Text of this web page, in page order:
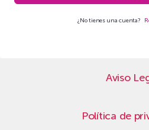
¿No tienes una cuenta?
Aviso
Política de